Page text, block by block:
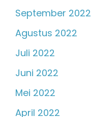
September 2022
Agustus 2022
Juli 2022
Juni 2022
Mei 2022
April 2022